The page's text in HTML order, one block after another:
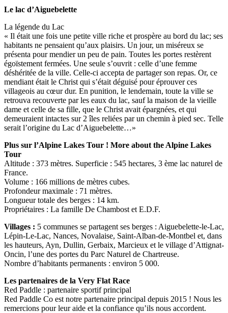
Le lac d’Aiguebelette
La légende du Lac
« Il était une fois une petite ville riche et prospère au bord du lac; ses
habitants ne pensaient qu’aux plaisirs. Un jour, un miséreux se
présenta pour mendier un peu de pain. Toutes les portes restèrent
égoïstement fermées. Une seule s’ouvrit : celle d’une femme
déshéritée de la ville. Celle-ci accepta de partager son repas. Or, ce
mendiant était le Christ qui s’était déguisé pour éprouver ces
villageois au cœur dur. En punition, le lendemain, toute la ville se
retrouva recouverte par les eaux du lac, sauf la maison de la vieille
dame et celle de sa fille, que le Christ avait épargnées, et qui
demeuraient intactes sur 2 îles reliées par un chemin à pied sec. Telle
serait l’origine du Lac d’Aiguebelette…»
Plus sur l’Alpine Lakes Tour ! More about the Alpine Lakes
Tour
Altitude : 373 mètres. Superficie : 545 hectares, 3 ème lac naturel de
France.
Volume : 166 millions de mètres cubes.
Profondeur maximale : 71 mètres.
Longueur totale des berges : 14 km.
Propriétaires : La famille De Chambost et E.D.F.
Villages : 5 communes se partagent ses berges : Aiguebelette-le-Lac,
Lépin-Le-Lac, Nances, Novalaise, Saint-Alban-de-Montbel et, dans
les hauteurs, Ayn, Dullin, Gerbaix, Marcieux et le village d’Attignat-
Oncin, l’une des portes du Parc Naturel de Chartreuse.
Nombre d’habitants permanents : environ 5 000.
Les partenaires de la Very Flat Race
Red Paddle : partenaire sportif principal
Red Paddle Co est notre partenaire principal depuis 2015 ! Nous les
remercions pour leur aide et la confiance qu’ils nous accordent.